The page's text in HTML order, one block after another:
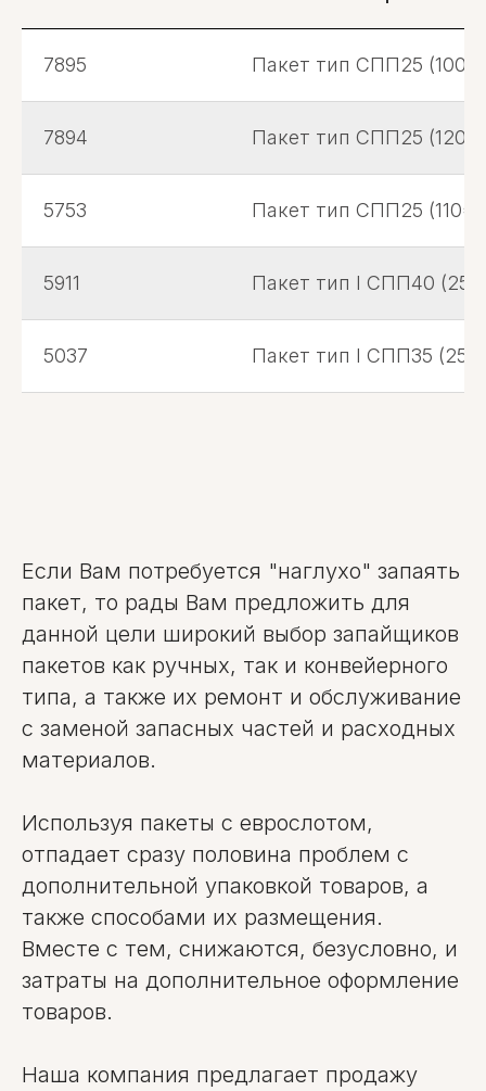
7895 Пакет тип СПП25
7894 Пакет тип СПП25
5753 Пакет тип СПП25
5911 Пакет тип I СПП40
5037 Пакет тип I СПП35
Если Вам потребуется "наглухо" запаять
пакет, то рады Вам предложить для
данной цели широкий выбор запайщиков
пакетов как ручных, так и конвейерного
типа, а также их ремонт и обслуживание
с заменой запасных частей и расходных
материалов.
Используя пакеты с еврослотом,
отпадает сразу половина проблем с
дополнительной упаковкой товаров, а
также способами их размещения.
Вместе с тем, снижаются, безусловно, и
затраты на дополнительное оформление
товаров.
Наша компания предлагает продажу